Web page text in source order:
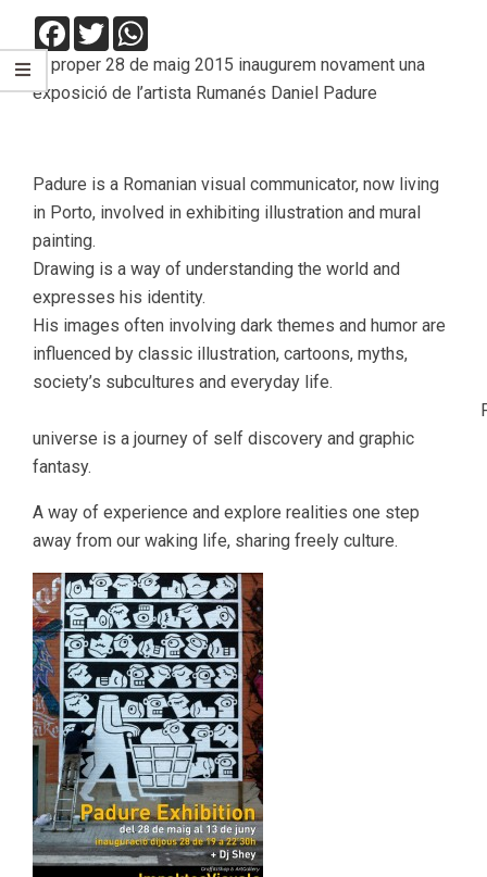
Facebook
Twitter
El proper 28 de maig 2015 inaugurem novament una
exposició de l’artista Rumanés Daniel Padure
Padure is a Romanian visual communicator, now living
in Porto, involved in exhibiting illustration and mural
painting.
Drawing is a way of understanding the world and
expresses his identity.
His images often involving dark themes and humor are
influenced by classic illustration, cartoons, myths,
society’s subcultures and everyday life.
universe is a journey of self discovery and graphic
fantasy.
A way of experience and explore realities one step
away from our waking life, sharing freely culture.